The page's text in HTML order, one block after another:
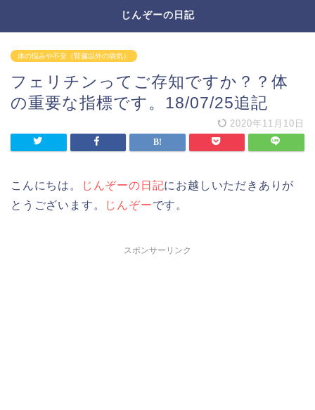
じんぞーの日記
体の悩みや不安（腎臓以外の病気）
フェリチンってご存知ですか？？体
の重要な指標です。18/07/25追記
2020年11月10日
こんにちは。 じんぞーの日記にお越しいただきありが
とうございます。
じんぞーです。
スポンサーリンク